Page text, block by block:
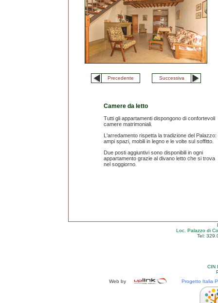
Precedente Successiva
Camere da letto
Tutti gli appartamenti dispongono di confortevoli
camere matrimoniali.
L'arredamento rispetta la tradizione del Palazzo:
ampi spazi, mobili in legno e le volte sul soffitto.
Due posti aggiuntivi sono disponibili in ogni
appartamento grazie al divano letto che si trova
nel soggiorno.
Loc. Palazzo di
Tel:
CIN
Web by
Progetto Italia